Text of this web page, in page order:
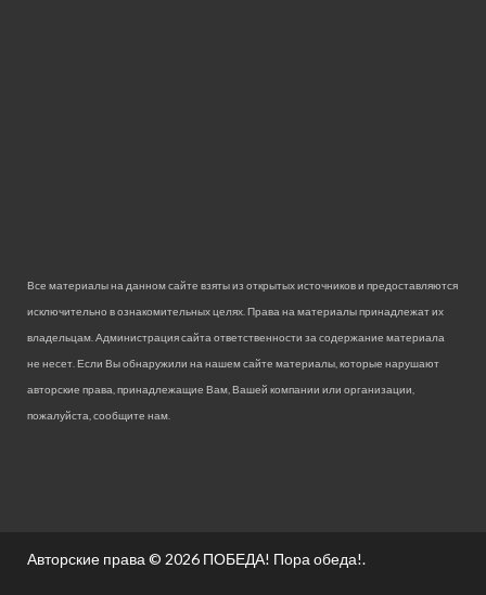
Все материалы на данном сайте взяты из открытых источников и предоставляются
исключительно в ознакомительных целях. Права на материалы принадлежат их
владельцам. Администрация сайта ответственности за содержание материала
не несет. Если Вы обнаружили на нашем сайте материалы, которые нарушают
авторские права, принадлежащие Вам, Вашей компании или организации,
пожалуйста, сообщите нам.
Авторские права © 2026 ПОБЕДА! Пора обеда!.